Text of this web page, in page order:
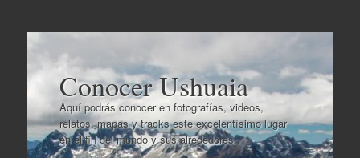
Conocer Ushuaia
Aquí podrás conocer en fotografías, videos,
relatos, mapas y tracks este excelentísimo lugar
en el fin del mundo y sus alrededores..